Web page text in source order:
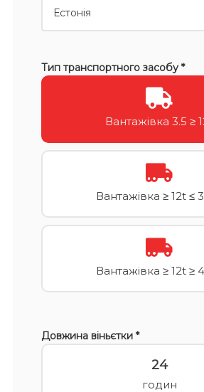
Тип транспортного засобу *
Вантажівка 3.5 ≥
Вантажівка ≥ 12t ≤ 3
Вантажівка ≥ 12t ≥
Довжина віньєтки *
24
годин